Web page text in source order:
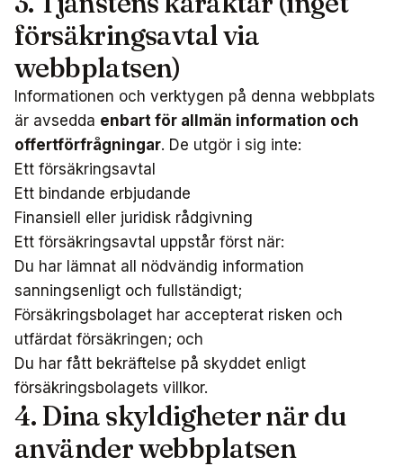
försäkringsavtal via
webbplatsen)
Informationen och verktygen på denna webbplats
är avsedda enbart för allmän information och
offertförfrågningar. De utgör i sig inte:
Ett försäkringsavtal
Ett bindande erbjudande
Finansiell eller juridisk rådgivning
Ett försäkringsavtal uppstår först när:
Du har lämnat all nödvändig information
sanningsenligt och fullständigt;
Försäkringsbolaget har accepterat risken och
utfärdat försäkringen; och
Du har fått bekräftelse på skyddet enligt
försäkringsbolagets villkor.
4. Dina skyldigheter när du
använder webbplatsen